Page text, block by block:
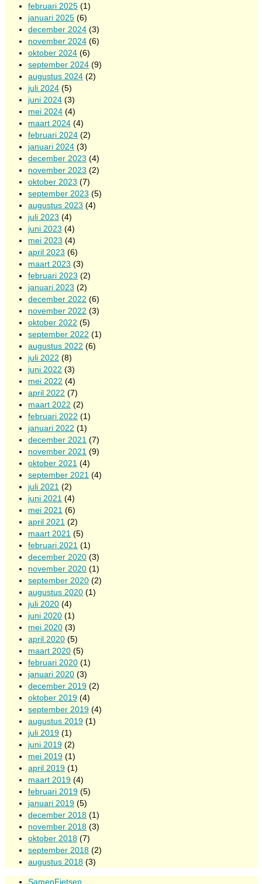
februari 2025 (1)
januari 2025 (6)
december 2024 (3)
november 2024 (6)
oktober 2024 (6)
september 2024 (9)
augustus 2024 (2)
juli 2024 (5)
juni 2024 (3)
mei 2024 (4)
maart 2024 (4)
februari 2024 (2)
januari 2024 (3)
december 2023 (4)
november 2023 (2)
oktober 2023 (7)
september 2023 (5)
augustus 2023 (4)
juli 2023 (4)
juni 2023 (4)
mei 2023 (4)
april 2023 (6)
maart 2023 (3)
februari 2023 (2)
januari 2023 (2)
december 2022 (6)
november 2022 (3)
oktober 2022 (5)
september 2022 (1)
augustus 2022 (6)
juli 2022 (8)
juni 2022 (3)
mei 2022 (4)
april 2022 (7)
maart 2022 (2)
februari 2022 (1)
januari 2022 (1)
december 2021 (7)
november 2021 (9)
oktober 2021 (4)
september 2021 (4)
juli 2021 (2)
juni 2021 (4)
mei 2021 (6)
april 2021 (2)
maart 2021 (5)
februari 2021 (1)
december 2020 (3)
november 2020 (1)
september 2020 (2)
augustus 2020 (1)
juli 2020 (4)
juni 2020 (1)
mei 2020 (3)
april 2020 (5)
maart 2020 (5)
februari 2020 (1)
januari 2020 (3)
december 2019 (2)
oktober 2019 (4)
september 2019 (4)
augustus 2019 (1)
juli 2019 (1)
juni 2019 (2)
mei 2019 (1)
april 2019 (1)
maart 2019 (4)
februari 2019 (5)
januari 2019 (5)
december 2018 (1)
november 2018 (3)
oktober 2018 (7)
september 2018 (2)
augustus 2018 (3)
SamenFietsen